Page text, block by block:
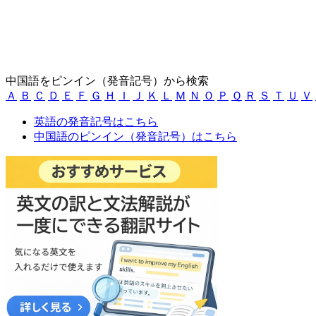
中国語をピンイン（発音記号）から検索
Ａ
Ｂ Ｃ Ｄ Ｅ Ｆ Ｇ Ｈ Ｉ Ｊ Ｋ Ｌ Ｍ Ｎ Ｏ Ｐ Ｑ Ｒ Ｓ Ｔ Ｕ Ｖ
英語の発音記号はこちら
中国語のピンイン（発音記号）はこちら